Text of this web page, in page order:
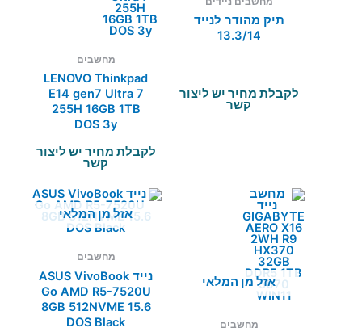
תיק מהודר לנייד
13.3/14
לקבלת מחיר יש ליצור
קשר
מחשבים
LENOVO Thinkpad
E14 gen7 Ultra 7
255H 16GB 1TB
DOS 3y
לקבלת מחיר יש ליצור
קשר
אזל מן המלאי
מחשבים
אזל מן המלאי
מחשבים
נייד ASUS VivoBook
Go AMD R5-7520U
8GB 512NVME 15.6
DOS Black